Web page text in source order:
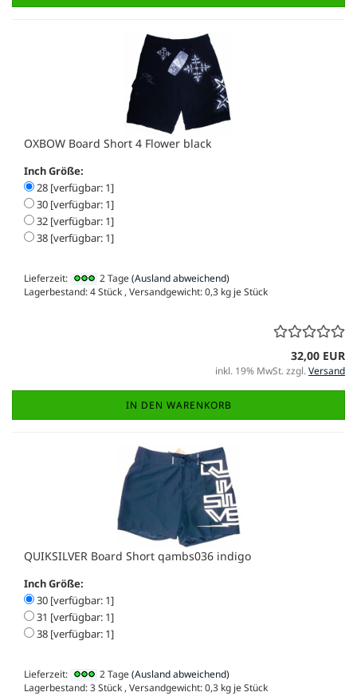
OXBOW Board Short 4 Flower black
Inch Größe:
28 [verfügbar: 1]
30 [verfügbar: 1]
32 [verfügbar: 1]
38 [verfügbar: 1]
Lieferzeit: 2 Tage(Ausland abweichend)
Lagerbestand: 4 Stück , Versandgewicht:0,3 kg je Stück
32,00 EUR
inkl. 19% MwSt. zzgl.Versand
IN DEN WARENKORB
QUIKSILVER Board Short qambs036 indigo
Inch Größe:
30 [verfügbar: 1]
31 [verfügbar: 1]
38 [verfügbar: 1]
Lieferzeit: 2 Tage(Ausland abweichend)
Lagerbestand: 3 Stück , Versandgewicht:0,3 kg je Stück